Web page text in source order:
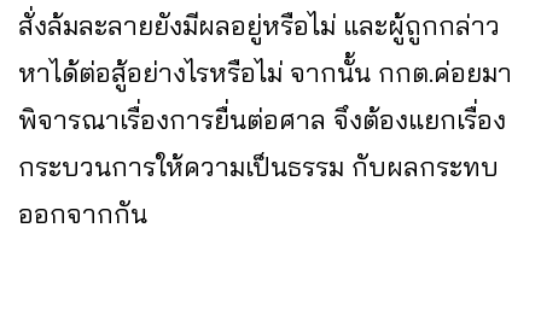
สั่งล้มละลายยังมีผลอยู่หรือไม่ และผู้ถูกกล่าว
หาได้ต่อสู้อย่างไรหรือไม่ จากนั้น กกต.ค่อยมา
พิจารณาเรื่องการยื่นต่อศาล จึงต้องแยกเรื่อง
กระบวนการให้ความเป็นธรรม กับผลกระทบ
ออกจากกัน